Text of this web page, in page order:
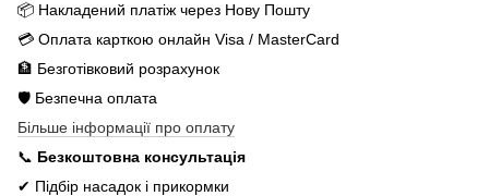
📦 Накладений платіж через Нову Пошту
💳 Оплата карткою онлайн Visa / MasterCard
🏦 Безготівковий розрахунок
🛡️ Безпечна оплата
Більше інформації про оплату
📞 Безкоштовна консультація
✔ Підбір насадок і прикормки